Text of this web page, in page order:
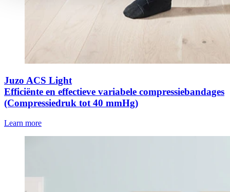
Juzo ACS Light
Efficiënte en effectieve variabele compressiebandages
(Compressiedruk tot 40 mmHg)
Learn more